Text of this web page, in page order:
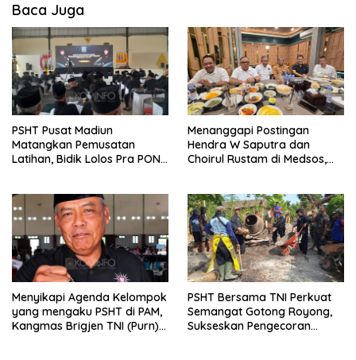
Baca Juga
PSHT Pusat Madiun
Matangkan Pemusatan
Latihan, Bidik Lolos Pra PON
Menanggapi Postingan
Hendra W Saputra dan
Choirul Rustam di Medsos,
Menyikapi Agenda Kelompok
yang mengaku PSHT di PAM,
Kangmas Brigjen TNI (Purn)
PSHT Bersama TNI Perkuat
Semangat Gotong Royong,
Sukseskan Pengecoran